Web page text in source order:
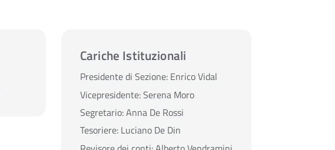
Cariche Istituzionali
Presidente di Sezione: Enrico Vidal
Vicepresidente:Serena Moro
Segretario:Anna De Rossi
Tesoriere: Luciano De Din